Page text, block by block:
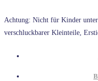
Polizei
Menge
Achtung: Nicht für Kinder unter
verschluckbarer Kleinteile,